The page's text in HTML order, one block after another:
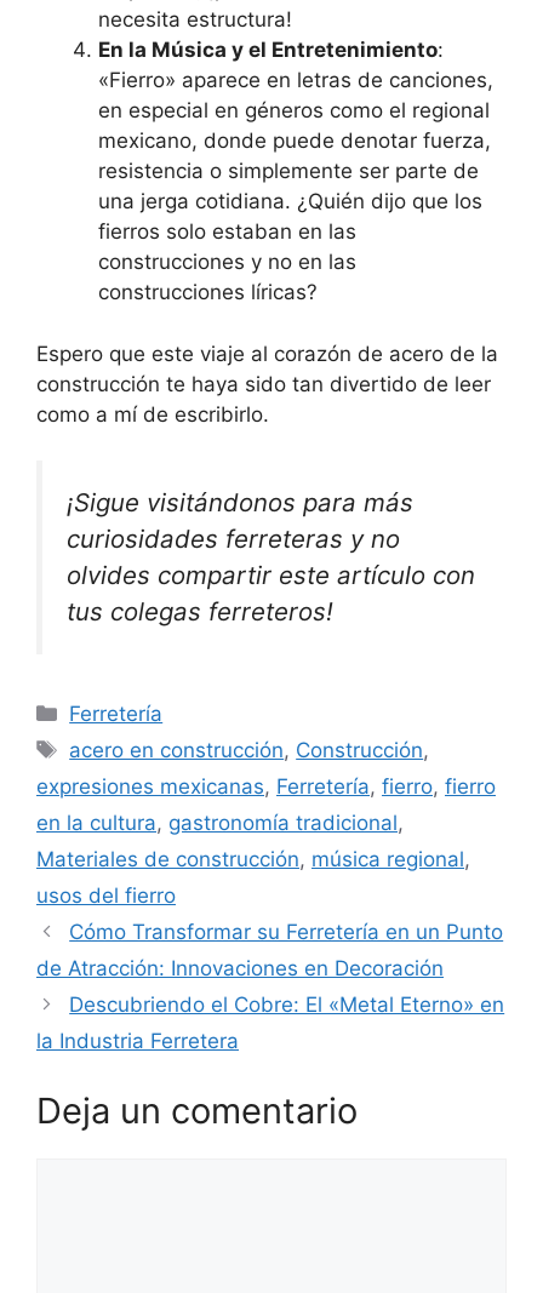
necesita estructura!
En la Música y el Entretenimiento:
«Fierro» aparece en letras de canciones,
en especial en géneros como el regional
mexicano, donde puede denotar fuerza,
resistencia o simplemente ser parte de
una jerga cotidiana. ¿Quién dijo que los
fierros solo estaban en las
construcciones y no en las
construcciones líricas?
Espero que este viaje al corazón de acero de la
construcción te haya sido tan divertido de leer
como a mí de escribirlo.
¡Sigue visitándonos para más
curiosidades ferreteras y no
olvides compartir este artículo con
tus colegas ferreteros!
Categorías
Ferretería
Etiquetas
acero en construcción, Construcción,
expresiones mexicanas, Ferretería, fierro, fierro
en la cultura, gastronomía tradicional,
Materiales de construcción, música regional,
usos del fierro
Cómo Transformar su Ferretería en un Punto
de Atracción: Innovaciones en Decoración
Descubriendo el Cobre: El «Metal Eterno» en
la Industria Ferretera
Deja un comentario